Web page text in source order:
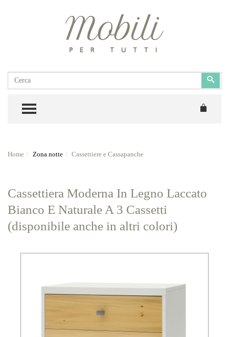
Cerca
TOGGLE MENU
Home Zona notte Cassettiere e Cassapanche
Cassettiera Moderna In Legno Laccato
Bianco E Naturale A 3 Cassetti
(disponibile anche in altri colori)